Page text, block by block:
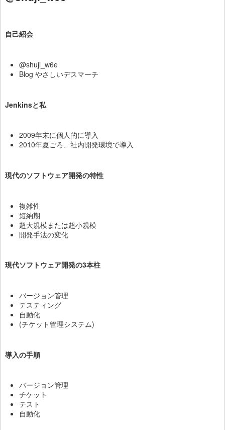
自己紹会
@shuji_w6e
Blog やさしいデスマーチ
Jenkinsと私
2009年末に個人的に導入
2010年夏ごろ、社内開発環境で導入
現代のソフトウェア開発の特性
複雑性
短納期
超大規模または超小規模
開発手法の変化
現代ソフトウェア開発の3本柱
バージョン管理
テスティング
自動化
(チケット管理システム)
導入の手順
バージョン管理
チケット
テスト
自動化